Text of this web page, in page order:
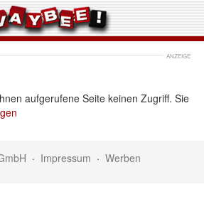
ANZEIGE
aufgerufene Seite keinen Zugriff. Sie
· Impressum · Werben